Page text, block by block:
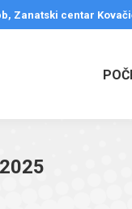
Zanatski centar